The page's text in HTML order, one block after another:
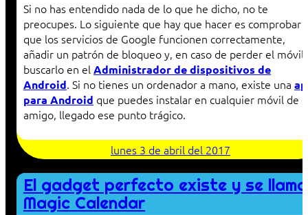
Si no has entendido nada de lo que he dicho, no te
preocupes. Lo siguiente que hay que hacer es comprobar
que los servicios de Google funcionen correctamente,
añadir un patrón de bloqueo y, en caso de perder el móvil,
buscarlo en el Administrador de dispositivos de
Android. Si no tienes un ordenador a mano, existe una
para Android que puedes instalar en cualquier móvil de
amigo, llegado ese punto trágico.
lunes 3 de abril del 2017
El gadget perfecto existe y se llama
Magic Calendar